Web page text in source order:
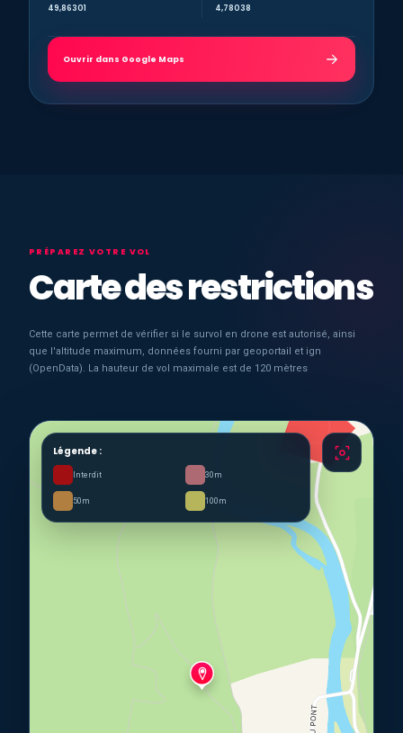
49,86301 4,78038
Ouvrir dans Google Maps
PRÉPAREZ VOTRE VOL
Carte des restrictions
Cette carte permet de vérifier si le survol en drone est autorisé, ainsi
que l'altitude maximum, données fourni par geoportail et ign
(OpenData). La hauteur de vol maximale est de 120 mètres
Légende :
Interdit 30m
50m 100m